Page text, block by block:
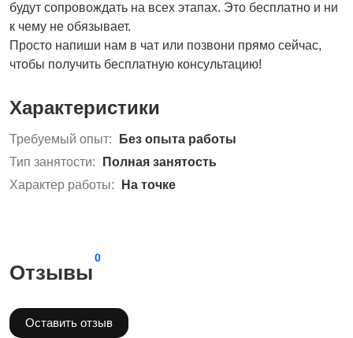
будут сопровождать на всех этапах. Это бесплатно и ни
к чему не обязывает.
Просто напиши нам в чат или позвони прямо сейчас,
чтобы получить бесплатную консультацию!
Характеристики
Требуемый опыт:
Без опыта работы
Тип занятости:
Полная занятость
Характер работы:
На точке
Отзывы
0
Оставить отзыв